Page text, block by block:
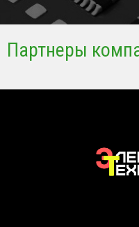
Партнеры